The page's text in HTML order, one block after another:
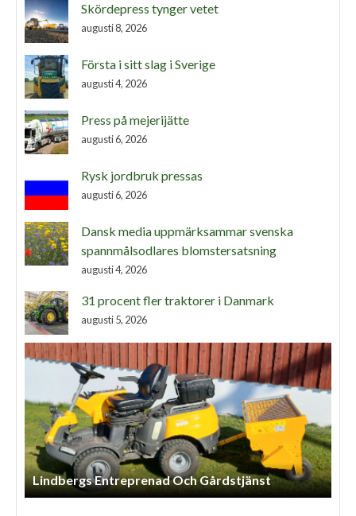
Skördepress tynger vetet
augusti 8, 2026
Första i sitt slag i Sverige
augusti 4, 2026
Press på mejerijätte
augusti 6, 2026
Rysk jordbruk pressas
augusti 6, 2026
Dansk media uppmärksammar svenska
spannmålsodlares blomstersatsning
augusti 4, 2026
31 procent fler traktorer i Danmark
augusti 5, 2026
Henriks Entreprenad